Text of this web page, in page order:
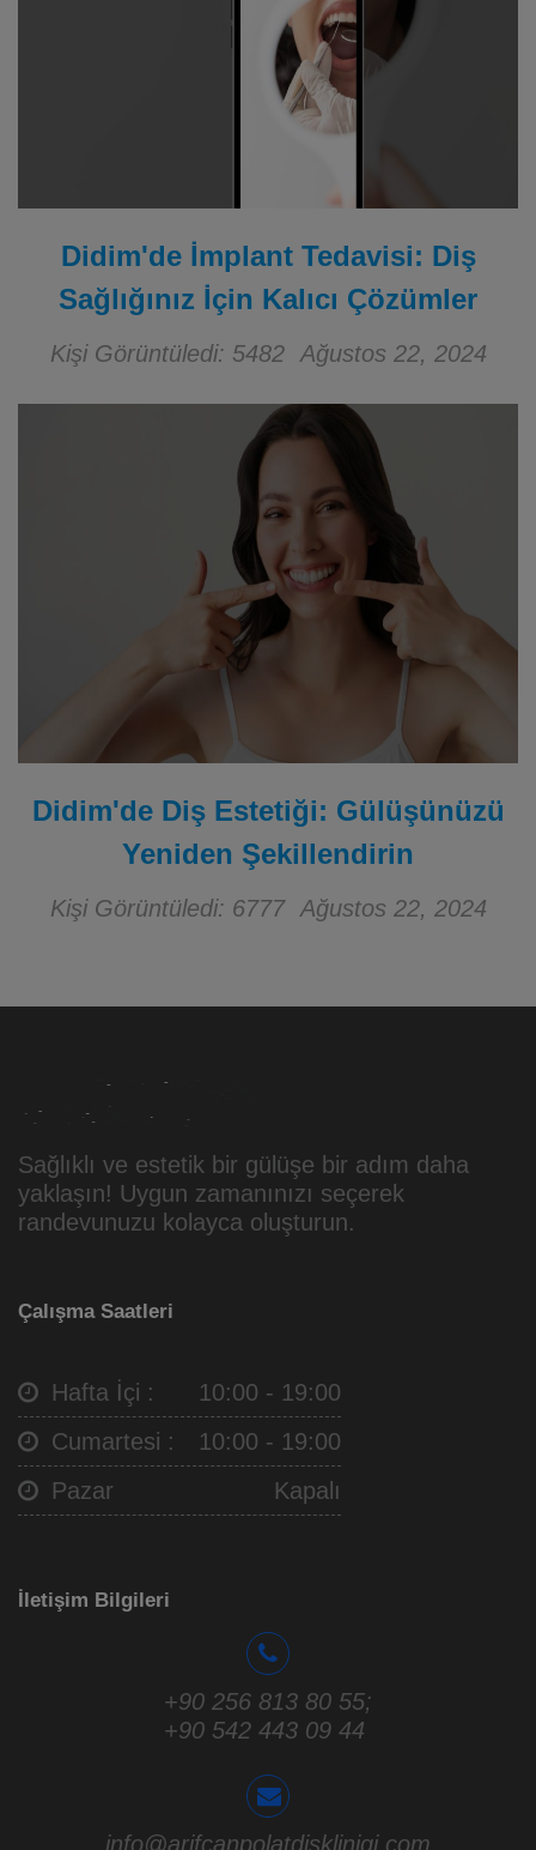
Didim'de İmplant Tedavisi: Diş
Sağlığınız İçin Kalıcı Çözümler
Kişi Görüntüledi: 5482 Ağustos 22, 2024
Didim'de Diş Estetiği: Gülüşünüzü
Yeniden Şekillendirin
Kişi Görüntüledi: 6777 Ağustos 22, 2024
Sağlıklı ve estetik bir gülüşe bir adım daha
yaklaşın! Uygun zamanınızı seçerek
randevunuzu kolayca oluşturun.
Çalışma Saatleri
Hafta İçi :
10:00 - 19:00
Cumartesi :
10:00 - 19:00
Pazar
Kapalı
İletişim Bilgileri
+90 256 813 80 55;
+90 542 443 09 44
info@arifcanpolatdisklinigi.com